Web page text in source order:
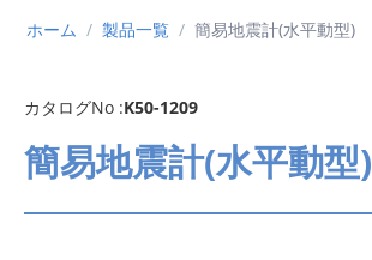
ホーム / 製品一覧 / 簡易地震計(水平動型)
カタログNo :K50-1209
簡易地震計(水平動型)